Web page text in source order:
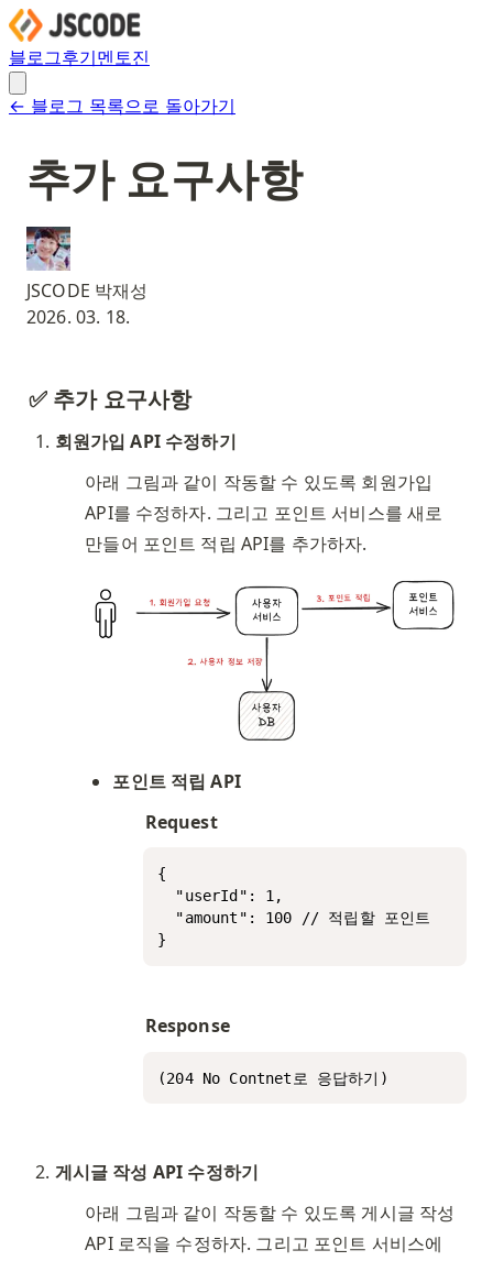
블로그후기멘토진
← 블로그 목록으로 돌아가기
추가 요구사항
JSCODE 박재성
2026. 03. 18.
✅ 추가 요구사항
회원가입 API 수정하기
아래 그림과 같이 작동할 수 있도록 회원가입
API를 수정하자. 그리고 포인트 서비스를 새로
만들어 포인트 적립 API를 추가하자.
포인트 적립 API
Request
{
  "userId": 1,
  "amount": 100 // 적립할 포인트
}
Response
(204 No Contnet로 응답하기)
게시글 작성 API 수정하기
아래 그림과 같이 작동할 수 있도록 게시글 작성
API 로직을 수정하자. 그리고 포인트 서비스에